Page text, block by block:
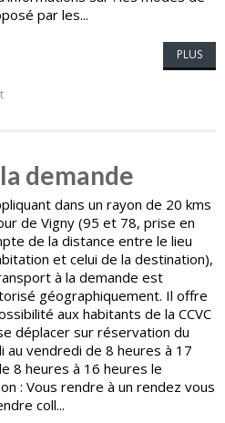
par les...
PLUS
demande
dans un rayon de 20 kms
de Vigny (95 et 78, prise en
de la distance entre le lieu
et celui de la destination),
à la demande est
géographiquement. Il offre
aux habitants de la CCVC
déplacer sur réservation du
au vendredi de 8 heures à 17
8 heures à 16 heures le
: Vous rendre à un rendez vous
coll...